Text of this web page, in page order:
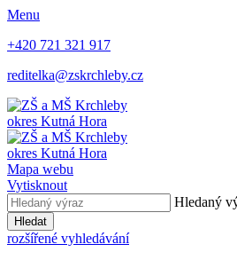
Menu
+420 721 321 917
reditelka@zskrchleby.cz
okres Kutná Hora
okres Kutná Hora
Mapa webu
Vytisknout
Hledaný
Hledat
rozšířené vyhledávání